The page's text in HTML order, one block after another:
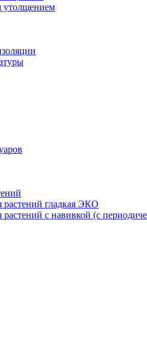
утолщением
растений гладкая ЭКО
растений с навивкой (с